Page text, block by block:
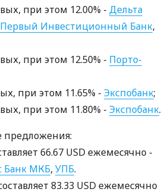
при этом 12.00% - Дельта
Первый Инвестиционный Банк,
при этом 12.50% - Порто-
при этом 11.65% - Экспобанк;
при этом 11.80% - Экспобанк.
предложения:
66.67 USD ежемесячно -
Банк МКБ, УПБ.
83.33 USD ежемесячно